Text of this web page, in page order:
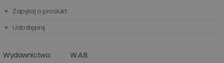
Wydawnictwo:
W.A.B.
Zapytaj o produkt
Udostępnij